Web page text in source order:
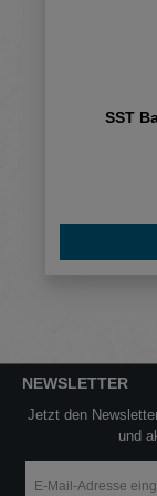
SST
NEWSLETTER
Jetzt den
und
Mail-